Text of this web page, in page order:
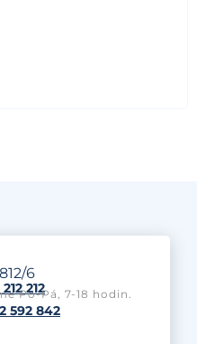
6
212
Po-Pá, 7-18 hodin.
592 842